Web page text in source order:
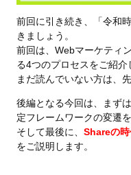
前回に引き続き、「令和
きましょう。
前回は、Webマーケティ
る4つのプロセスをご紹介
まだ読んでいない方は、
後編となる今回は、まず
定フレームワークの変遷を
そして最後に、 Shareの
をご説明します。